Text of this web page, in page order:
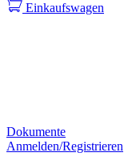
Einkaufswagen
Dokumente
Anmelden/Registrieren